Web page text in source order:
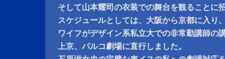
そして山本耀司の衣装での舞台を観ることに
スケジュールとしては、大阪から京都に入り
ワイフがデザイン系私立大での非常勤講師の
上京、パルコ劇場に直行しました。